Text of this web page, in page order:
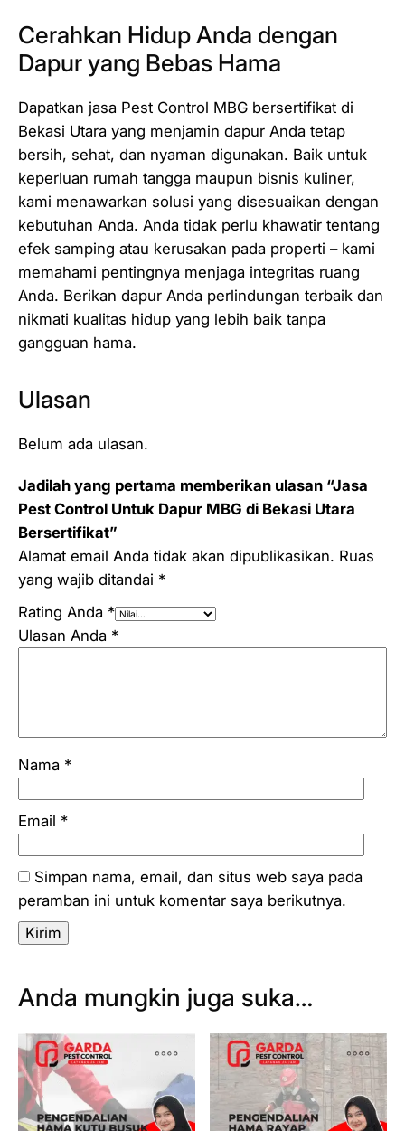
Cerahkan Hidup Anda dengan
Dapur yang Bebas Hama
Dapatkan jasa Pest Control MBG bersertifikat di
Bekasi Utara yang menjamin dapur Anda tetap
bersih, sehat, dan nyaman digunakan. Baik untuk
keperluan rumah tangga maupun bisnis kuliner,
kami menawarkan solusi yang disesuaikan dengan
kebutuhan Anda. Anda tidak perlu khawatir tentang
efek samping atau kerusakan pada properti – kami
memahami pentingnya menjaga integritas ruang
Anda. Berikan dapur Anda perlindungan terbaik dan
nikmati kualitas hidup yang lebih baik tanpa
gangguan hama.
Ulasan
Belum ada ulasan.
Jadilah yang pertama memberikan ulasan “Jasa
Pest Control Untuk Dapur MBG di Bekasi Utara
Bersertifikat”
Alamat email Anda tidak akan dipublikasikan. Ruas
yang wajib ditandai *
Rating Anda *
Ulasan Anda *
Nama *
Email *
Simpan nama, email, dan situs web saya pada
peramban ini untuk komentar saya berikutnya.
Anda mungkin juga suka…